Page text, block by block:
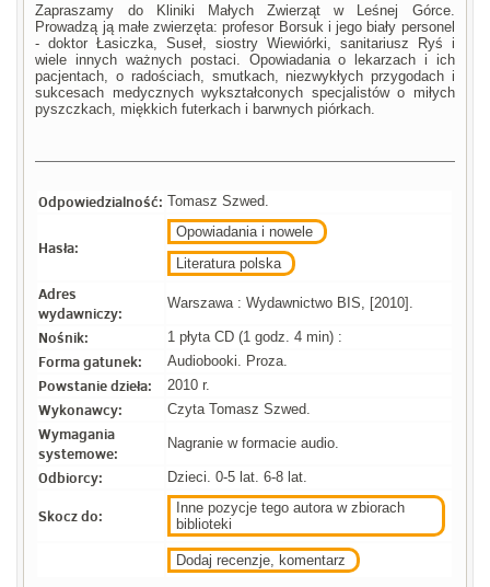
Zapraszamy do Kliniki Małych Zwierząt w Leśnej Górce.
Prowadzą ją małe zwierzęta: profesor Borsuk i jego biały personel
- doktor Łasiczka, Suseł, siostry Wiewiórki, sanitariusz Ryś i
wiele innych ważnych postaci. Opowiadania o lekarzach i ich
pacjentach, o radościach, smutkach, niezwykłych przygodach i
sukcesach medycznych wykształconych specjalistów o miłych
pyszczkach, miękkich futerkach i barwnych piórkach.
Odpowiedzialność: Tomasz Szwed.
Hasła:
Opowiadania i nowele
Literatura polska
Adres
wydawniczy:
Warszawa : Wydawnictwo BIS, [2010].
Nośnik: 1 płyta CD (1 godz. 4 min) :
Forma gatunek: Audiobooki. Proza.
Powstanie dzieła: 2010 r.
Wykonawcy: Czyta Tomasz Szwed.
Wymagania
systemowe:
Nagranie w formacie audio.
Odbiorcy: Dzieci. 0-5 lat. 6-8 lat.
Skocz do:
Inne pozycje tego autora w zbiorach
biblioteki
Dodaj recenzje, komentarz